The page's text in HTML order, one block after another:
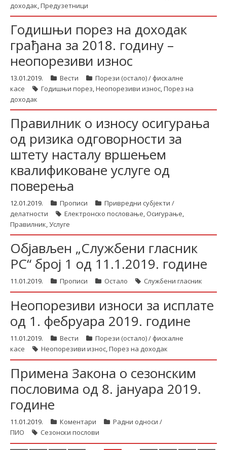
доходак,Предузетници
Годишњи порез на доходак
грађана за 2018. годину –
неопорезиви износ
13.01.2019. Вести
Порези (остало) / фискалне
касе
Годишњи порез,Неопорезиви износ,Порез на
доходак
Правилник о износу осигурања
од ризика одговорности за
штету насталу вршењем
квалификоване услуге од
поверења
12.01.2019. Прописи
Привредни субјекти /
делатности
Електронско пословање, Осигурање,
Правилник,Услуге
Објављен „Службени гласник
РС“ број 1 од 11.1.2019. године
11.01.2019. Прописи Остало Службени гласник
Неопорезиви износи за исплате
од 1. фебруара 2019. године
11.01.2019. Вести
Порези (остало) / фискалне
касе
Неопорезиви износ,Порез на доходак
Примена Закона о сезонским
пословима од 8. јануара 2019.
године
11.01.2019. Коментари
Радни односи /
ПИО
Сезонски послови